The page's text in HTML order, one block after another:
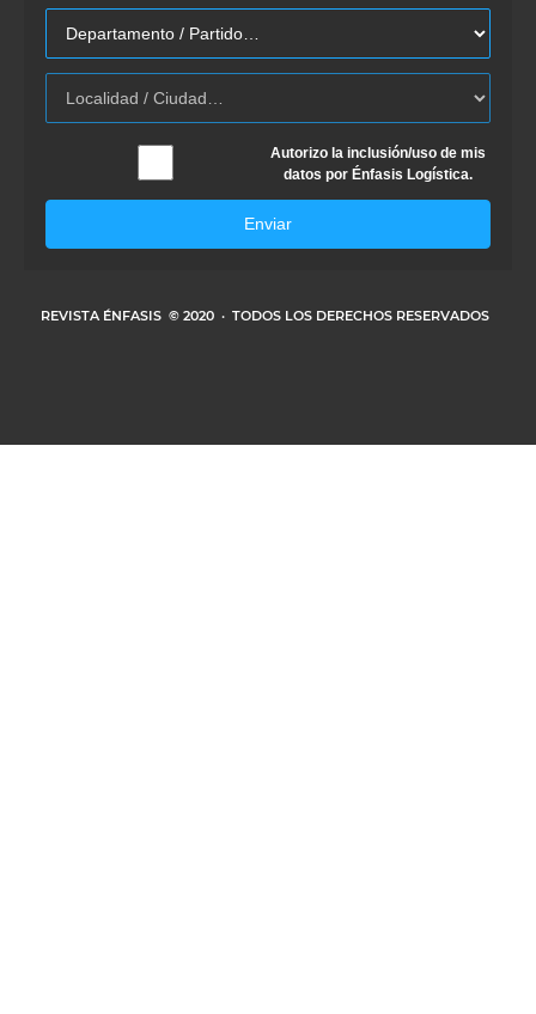
Autorizo la inclusión/uso de mis
datos por Énfasis Logística.
Enviar
REVISTA ÉNFASIS © 2020 · TODOS LOS DERECHOS RESERVADOS